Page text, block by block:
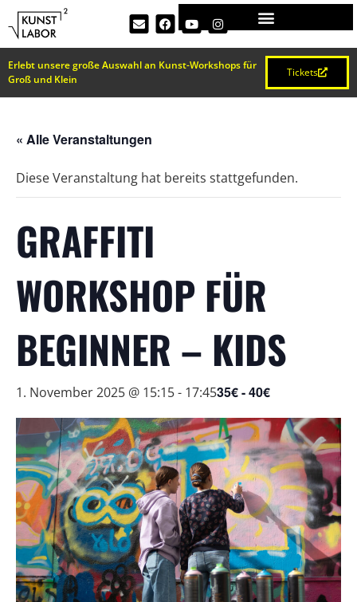
Erlebt unsere große Auswahl an Kunst-Workshops für
Groß und Klein
Tickets
« Alle Veranstaltungen
Diese Veranstaltung hat bereits stattgefunden.
GRAFFITI
WORKSHOP FÜR
BEGINNER – KIDS
1. November 2025 @ 15:15- 17:4535€ - 40€